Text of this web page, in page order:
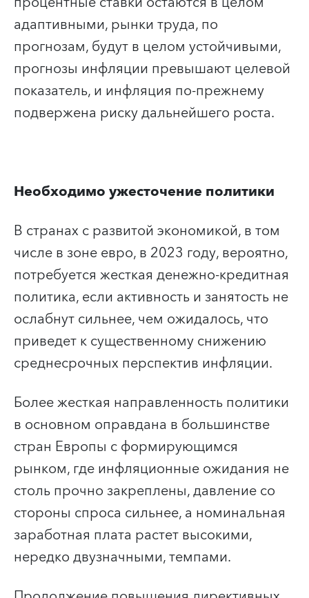
адаптивными, рынки труда, по
прогнозам, будут в целом устойчивыми,
прогнозы инфляции превышают целевой
показатель, и инфляция по-прежнему
подвержена риску дальнейшего роста.
Необходимо ужесточение политики
В странах с развитой экономикой, в том
числе в зоне евро, в 2023 году, вероятно,
потребуется жесткая денежно-кредитная
политика, если активность и занятость не
ослабнут сильнее, чем ожидалось, что
приведет к существенному снижению
среднесрочных перспектив инфляции.
Более жесткая направленность политики
в основном оправдана в большинстве
стран Европы с формирующимся
рынком, где инфляционные ожидания не
столь прочно закреплены, давление со
стороны спроса сильнее, а номинальная
заработная плата растет высокими,
нередко двузначными, темпами.